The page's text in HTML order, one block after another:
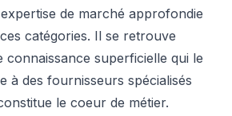
de marché approfondie
catégories. Il se retrouve
connaissance superficielle qui le
à des fournisseurs spécialisés
le coeur de métier.